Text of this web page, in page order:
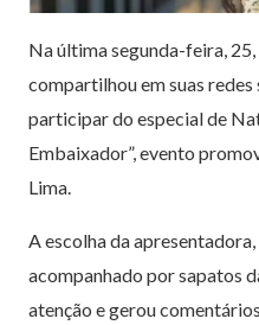
Na última segunda-feira,
compartilhou em suas
participar do especial de
Embaixador”, evento
Lima.
A escolha da
acompanhado por sapatos
atenção e gerou